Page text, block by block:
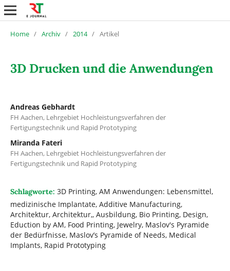
Home / Archiv / 2014 / Artikel
3D Drucken und die Anwendungen
Andreas Gebhardt
FH Aachen, Lehrgebiet Hochleistungsverfahren der
Fertigungstechnik und Rapid Prototyping
Miranda Fateri
FH Aachen, Lehrgebiet Hochleistungsverfahren der
Fertigungstechnik und Rapid Prototyping
Schlagworte: 3D Printing, AM Anwendungen: Lebensmittel,
medizinische Implantate, Additive Manufacturing,
Architektur, Architektur,, Ausbildung, Bio Printing, Design,
Eduction by AM, Food Printing, Jewelry, Maslov's Pyramide
der Bedürfnisse, Maslov’s Pyramide of Needs, Medical
Implants, Rapid Prototyping